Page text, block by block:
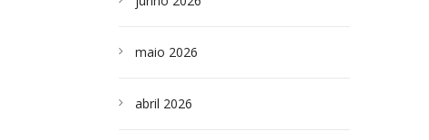
maio 2026
abril 2026